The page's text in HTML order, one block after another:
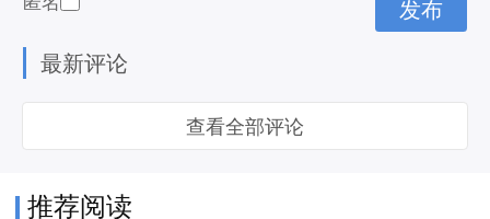
最新评论
查看全部评论
推荐阅读